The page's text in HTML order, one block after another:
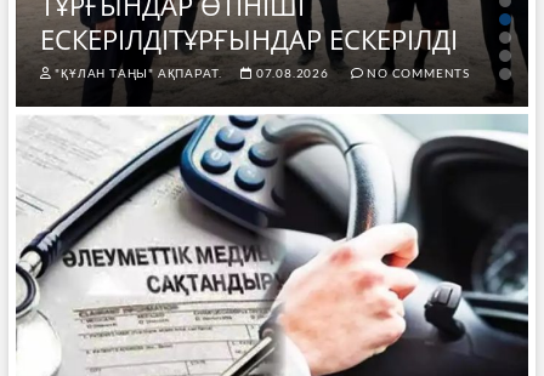
ЕСКЕРІЛДІТҰРҒЫНДАР ЕСКЕРІЛДІ
"ҚҰЛАН ТАҢЫ" АҚПАРАТ. 07.08.2026 NO COMMENTS